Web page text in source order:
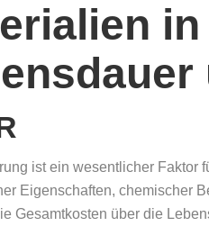
ist ein wesentlicher Faktor
Eigenschaften, chemischer
Gesamtkosten über die